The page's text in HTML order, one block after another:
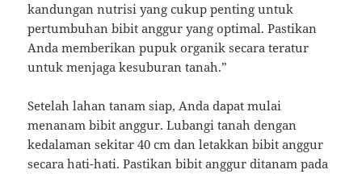
kandungan nutrisi yang cukup penting untuk
pertumbuhan bibit anggur yang optimal. Pastikan
Anda memberikan pupuk organik secara teratur
untuk menjaga kesuburan tanah.”
Setelah lahan tanam siap, Anda dapat mulai
menanam bibit anggur. Lubangi tanah dengan
kedalaman sekitar 40 cm dan letakkan bibit anggur
secara hati-hati. Pastikan bibit anggur ditanam pada